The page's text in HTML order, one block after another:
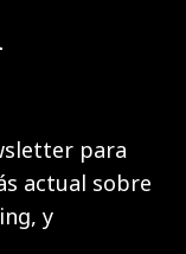
para
actual sobre
y